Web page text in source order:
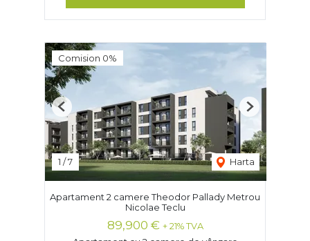
Comision 0%
1 /7 Harta
Previous Next
Apartament 2 camere Theodor Pallady Metrou
Nicolae Teclu
89,900 € + 21% TVA